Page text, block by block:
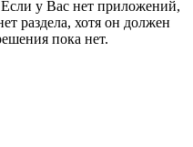
у Вас нет приложений,
раздела, хотя он должен
пока нет.